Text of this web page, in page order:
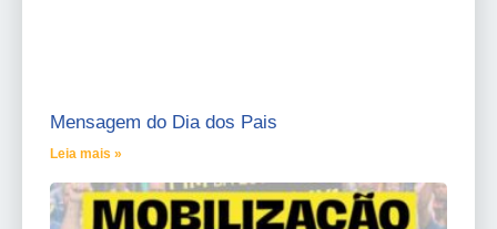
Mensagem do Dia dos Pais
Leia mais »